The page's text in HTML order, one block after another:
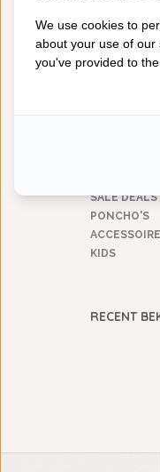
BADGOED
SALE DEALS
PONCHO'S
KIDS
RECENT
We use cookies to
about your use of our
you've provided to